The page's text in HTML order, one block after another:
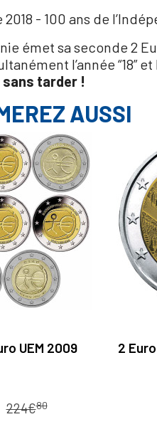
- 100 ans de
émet sa seconde 2
l’année “18”
tarder !
AUSSI
UEM 2009
Prix de base
224€80
2